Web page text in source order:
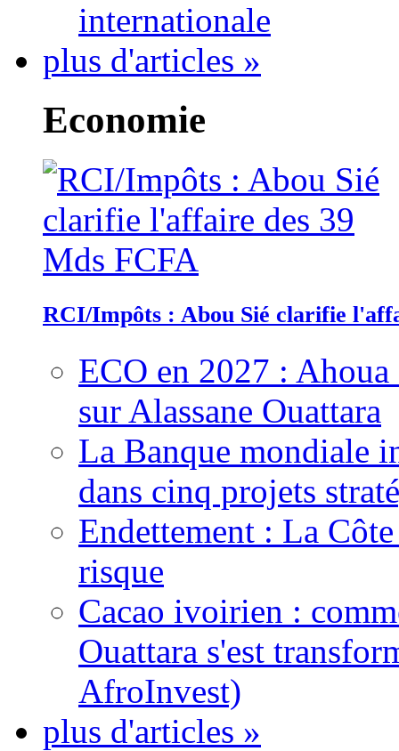
internationale
plus d'articles »
Economie
RCI/Impôts : Abou Sié clarifie
ECO en 2027 :
sur Alassane Ouattara
La Banque mondiale
dans cinq projets
Endettement : La
risque
Cacao ivoirien :
Ouattara s'est
AfroInvest)
plus d'articles »